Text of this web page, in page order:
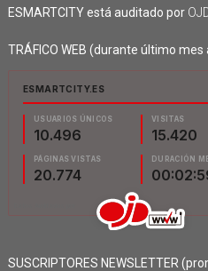
ESMARTCITY está auditado por
TRÁFICO WEB (durante último
SUSCRIPTORES NEWSLETTER